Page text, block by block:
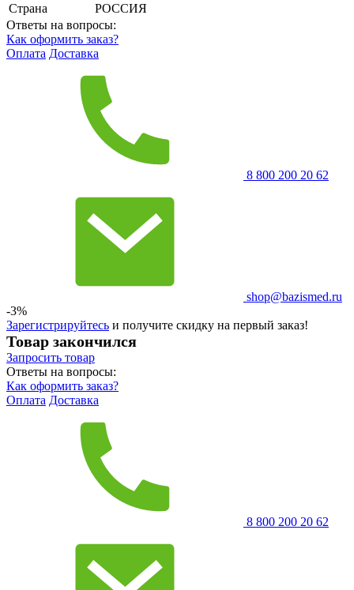
Страна
РОССИЯ
Ответы на вопросы:
Как оформить заказ?
Оплата Доставка
8 800 200 20 62
shop@bazismed.ru
-3%
Зарегистрируйтесь и получите скидку на первый заказ!
Товар закончился
Запросить товар
Ответы на вопросы:
Как оформить заказ?
Оплата Доставка
8 800 200 20 62